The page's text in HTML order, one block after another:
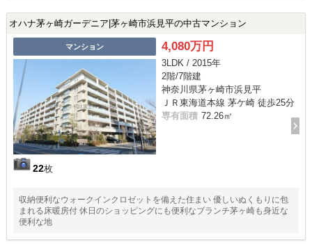
オハナ茅ヶ崎ガーデニア|茅ヶ崎市浜見平の中古マンション
マンション
22枚
4,080万円
3LDK / 2015年
2階/7階建
神奈川県茅ヶ崎市浜見平
ＪＲ東海道本線 茅ケ崎 徒歩25分
専有面積 72.26㎡
収納便利なウォークインクロゼットを備えた住まい 優しいぬくもりに包
まれる床暖房付 休日のショッピングにも便利なブランチ茅ヶ崎も身近な
便利な地